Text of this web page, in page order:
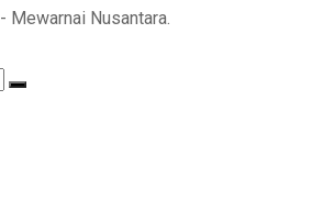
- Mewarnai Nusantara.